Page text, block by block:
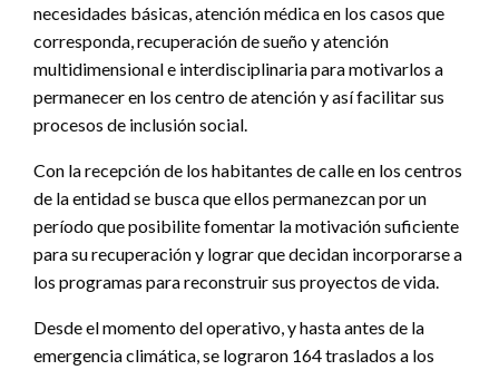
necesidades básicas, atención médica en los casos que
corresponda, recuperación de sueño y atención
multidimensional e interdisciplinaria para motivarlos a
permanecer en los centro de atención y así facilitar sus
procesos de inclusión social.
Con la recepción de los habitantes de calle en los centros
de la entidad se busca que ellos permanezcan por un
período que posibilite fomentar la motivación suficiente
para su recuperación y lograr que decidan incorporarse a
los programas para reconstruir sus proyectos de vida.
Desde el momento del operativo, y hasta antes de la
emergencia climática, se lograron 164 traslados a los